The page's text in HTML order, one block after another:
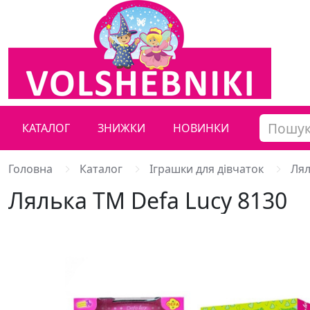
КАТАЛОГ ЗНИЖКИ НОВИНКИ
Головна Каталог Іграшки для дівчаток
Лялька ТМ Defa Lucy 8130